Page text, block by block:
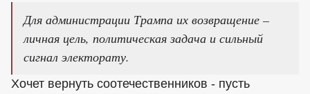
Для администрации Трампа их возвращение –
личная цель, политическая задача и сильный
сигнал электорату.
Хочет вернуть соотечественников - пусть